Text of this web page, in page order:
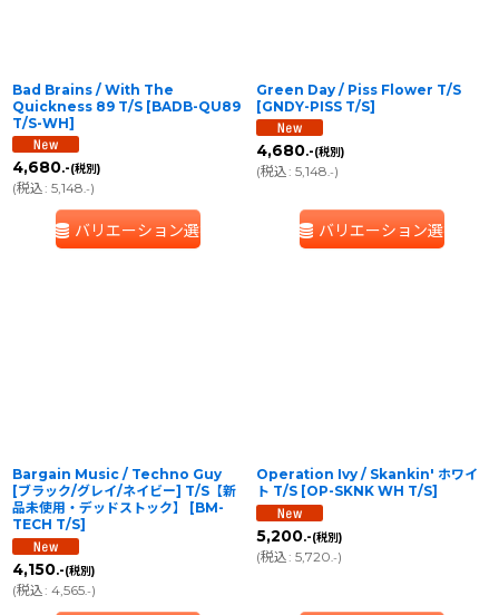
Bad Brains / With The
Quickness 89 T/S [BADB-QU89
T/S-WH]
4,680.-(税別)
(税込: 5,148.-)
バリエーション選択
Green Day / Piss Flower T/S
[GNDY-PISS T/S]
4,680.-(税別)
(税込: 5,148.-)
バリエーション選択
Bargain Music / Techno Guy
[ブラック/グレイ/ネイビー] T/S【新
品未使用・デッドストック】
[BM-
TECH T/S]
4,150.-(税別)
(税込: 4,565.-)
Operation Ivy / Skankin' ホワイ
ト T/S [OP-SKNK WH T/S]
5,200.-(税別)
(税込: 5,720.-)